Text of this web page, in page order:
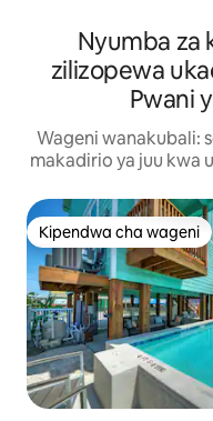
Nyumba za
zilizopewa
Pwani
Wageni wanakubali:
makadirio ya juu kwa
Kipendwa cha wageni
Kipendwa cha wageni